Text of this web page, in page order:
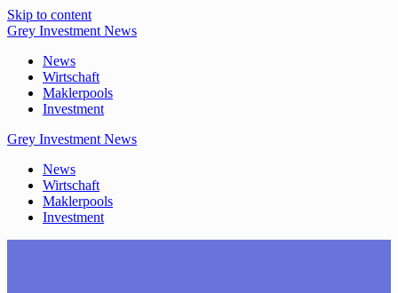
Skip to content
Grey Investment News
News
Wirtschaft
Maklerpools
Investment
Grey Investment News
News
Wirtschaft
Maklerpools
Investment